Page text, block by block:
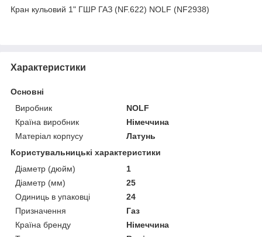
Кран кульовий 1" ГШР ГАЗ (NF.622) NOLF (NF2938)
Характеристики
Основні
Виробник
NOLF
Країна виробник
Німеччина
Матеріал корпусу
Латунь
Користувальницькі характеристики
Діаметр (дюйм)
1
Діаметр (мм)
25
Одиниць в упаковці
24
Призначення
Газ
Країна бренду
Німеччина